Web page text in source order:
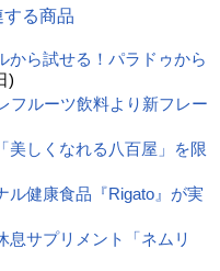
る商品
から試せる！パラドゥから
)
フルーツ飲料より新フレー
美しくなれる八百屋」を限
ル健康食品『Rigato』が実
サプリメント「ネムリ